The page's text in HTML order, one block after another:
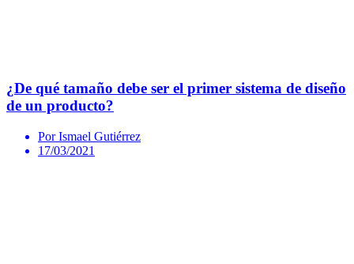
¿De qué tamaño debe ser el primer sistema de diseño
de un producto?
Por Ismael Gutiérrez
17/03/2021